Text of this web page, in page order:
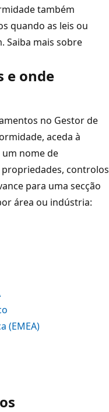
também
quando as leis ou
Saiba mais sobre
e onde
no Gestor de
aceda à
um nome de
controlos
para uma secção
área ou indústria:
(EMEA)